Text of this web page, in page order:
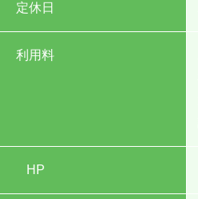
定休日
利用料
HP